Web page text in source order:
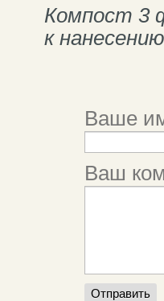
Компост 3
к
Ваше
Ваш